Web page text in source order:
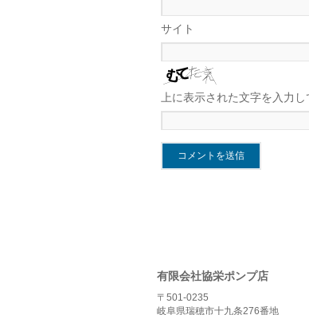
サイト
上に表示された文字を入力し
有限会社協栄ポンプ店
〒501-0235
岐阜県瑞穂市十九条276番地